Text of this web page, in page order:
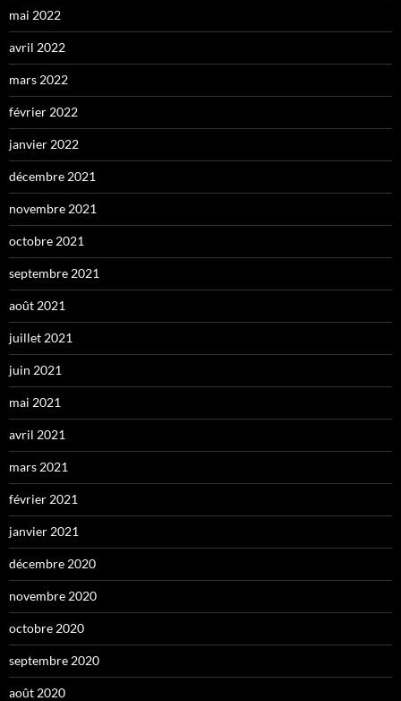
mai 2022
avril 2022
mars 2022
février 2022
janvier 2022
décembre 2021
novembre 2021
octobre 2021
septembre 2021
août 2021
juillet 2021
juin 2021
mai 2021
avril 2021
mars 2021
février 2021
janvier 2021
décembre 2020
novembre 2020
octobre 2020
septembre 2020
août 2020